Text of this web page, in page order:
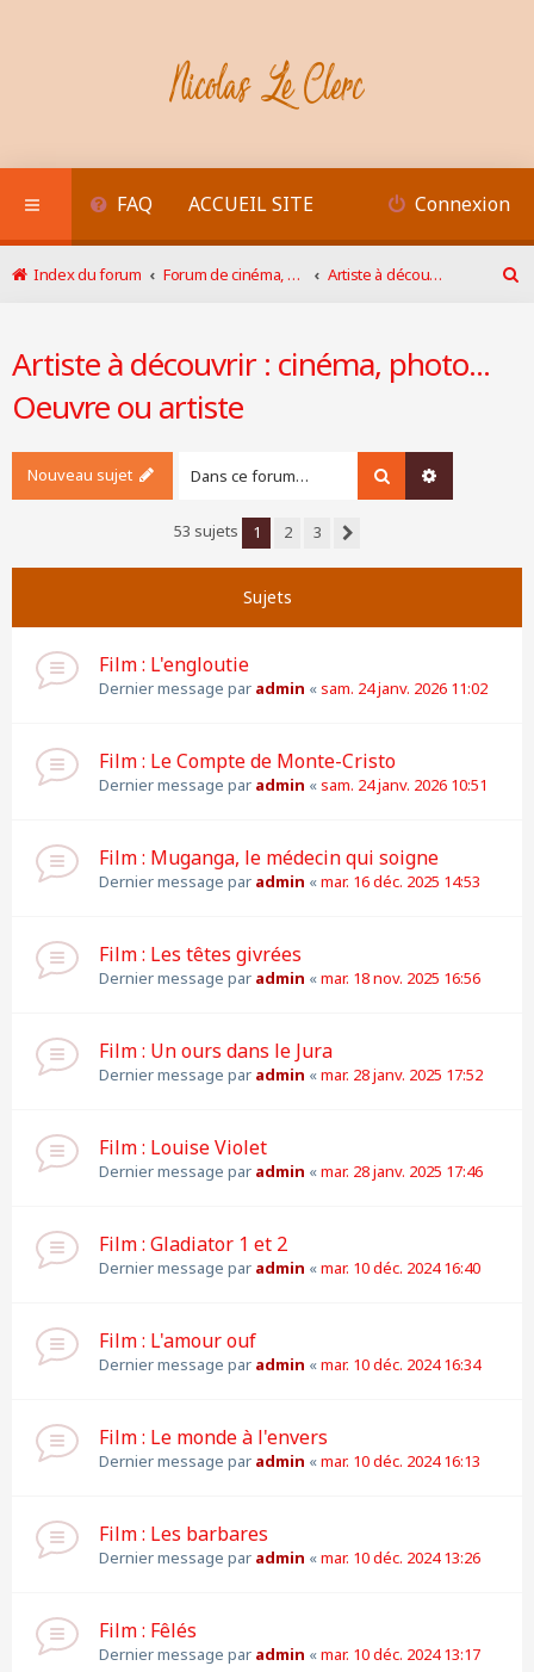
FAQ ACCUEIL SITE Connexion
Index du forum Forum de cinéma, photo
Artiste à découvrir : cinéma, photo... Oeuvre ou artiste
Artiste à découvrir : cinéma, photo...
Oeuvre ou artiste
Nouveau sujet Rechercher
53 sujets 1 2
3
Sujets
Film : L'engloutie
Dernier message par admin «sam. 24 janv. 2026 11:02
Film : Le Compte de Monte-Cristo
Dernier message par admin «sam. 24 janv. 2026 10:51
Film : Muganga, le médecin qui soigne
Dernier message par admin «mar. 16 déc. 2025 14:53
Film : Les têtes givrées
Dernier message par admin «mar. 18 nov. 2025 16:56
Film : Un ours dans le Jura
Dernier message par admin «mar. 28 janv. 2025 17:52
Film : Louise Violet
Dernier message par admin «mar. 28 janv. 2025 17:46
Film : Gladiator 1 et 2
Dernier message par admin «mar. 10 déc. 2024 16:40
Film : L'amour ouf
Dernier message par admin «mar. 10 déc. 2024 16:34
Film : Le monde à l'envers
Dernier message par admin «mar. 10 déc. 2024 16:13
Film : Les barbares
Dernier message par admin «mar. 10 déc. 2024 13:26
Film : Fêlés
Dernier message par admin «mar. 10 déc. 2024 13:17